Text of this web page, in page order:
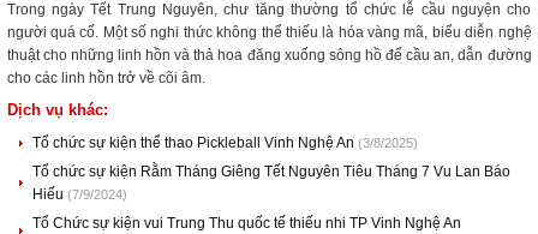
Trong ngày Tết Trung Nguyên, chư tăng thường tổ chức lễ cầu nguyện cho
người quá cố. Một số nghi thức không thể thiếu là hóa vàng mã, biểu diễn nghệ
thuật cho những linh hồn và thả hoa đăng xuống sông hồ để cầu an, dẫn đường
cho các linh hồn trở về cõi âm.
Dịch vụ khác:
Tổ chức sự kiện thể thao Pickleball Vinh Nghệ An (3/8/2025)
Tổ chức sự kiện Rằm Tháng Giêng Tết Nguyên Tiêu Tháng 7 Vu Lan Báo
Hiếu (7/9/2024)
Tổ Chức sự kiện vui Trung Thu quốc tế thiếu nhi TP Vinh Nghệ An